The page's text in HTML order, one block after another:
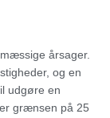
årsager.
og en
udgøre en
grænsen på 25